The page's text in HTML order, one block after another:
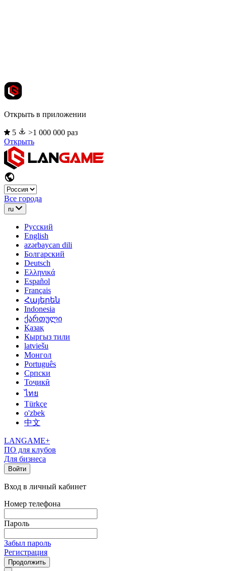
Открыть в приложении
5
>1 000 000 раз
Открыть
Все города
ru
Русский
English
azərbaycan dili
Болгарский
Deutsch
Ελληνικά
Español
Français
Հայերեն
Indonesia
ქართული
Қазақ
Кыргыз тили
latviešu
Монгол
Português
Српски
Тоҷикӣ
ไทย
Türkçe
o'zbek
中文
LANGAME+
ПО для клубов
Для бизнеса
Войти
Вход в личный кабинет
Номер телефона
Пароль
Забыл пароль
Регистрация
Продолжить